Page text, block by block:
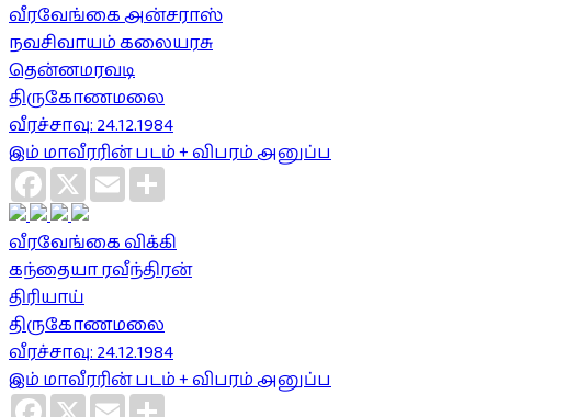
வீரவேங்கை அன்சராஸ்
நவசிவாயம் கலையரசு
தென்னமரவடி
திருகோணமலை
வீரச்சாவு: 24.12.1984
இம் மாவீரரின் படம் + விபரம் அனுப்ப
Facebook
X Email
வீரவேங்கை விக்கி
கந்தையா ரவீந்திரன்
திரியாய்
திருகோணமலை
வீரச்சாவு: 24.12.1984
இம் மாவீரரின் படம் + விபரம் அனுப்ப
Facebook
X Email